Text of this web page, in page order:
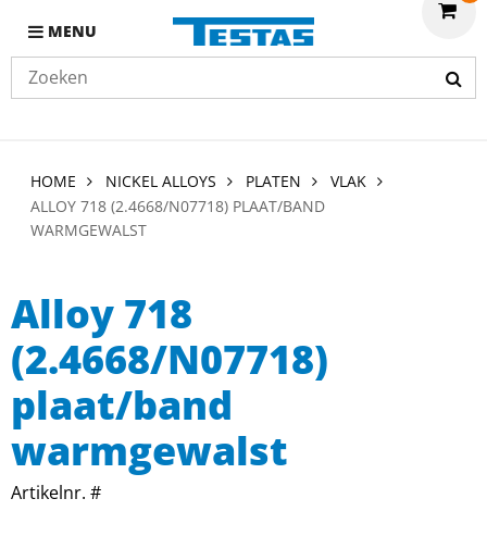
MENU
HOME NICKEL ALLOYS PLATEN
VLAK
ALLOY 718 (2.4668/N07718) PLAAT/BAND
WARMGEWALST
Alloy 718
(2.4668/N07718)
plaat/band
warmgewalst
Artikelnr. #